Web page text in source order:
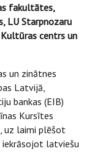
fakultātes,
LU Starpnozaru
centrs un
un zinātnes
Latvijā,
bankas (EIB)
Kursītes
uz laimi plēšot
iekrāsojot latviešu